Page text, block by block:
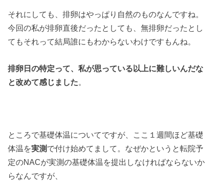
それにしても、排卵はやっぱり自然のものなんですね。
今回の私が排卵直後だったとしても、無排卵だったとし
てもそれって結局誰にもわからないわけですもんね。
排卵日の特定って、私が思っている以上に難しいんだな
と改めて感じました
ところで基礎体温についてですが、ここ１週間ほど基礎
体温を実測 で付け始めてまして。なぜかというと転院予
定のNACが実測の基礎体温を提出しなければならないか
らなんですが、